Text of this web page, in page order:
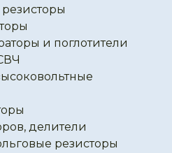
и поглотители
делители
резисторы